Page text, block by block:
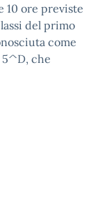
10 ore previste
del primo
come
5^D, che